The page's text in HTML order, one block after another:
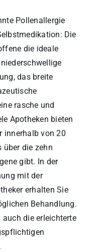
Pollenallergie
Die
die ideale
das breite
rasche und
Apotheken bieten
innerhalb von 20
die zehn
gibt. In der
mit der
erhalten Sie
Behandlung.
die erleichterte